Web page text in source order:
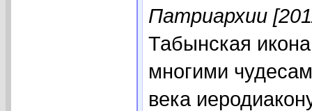
Патриархии
Табынская
многими
века